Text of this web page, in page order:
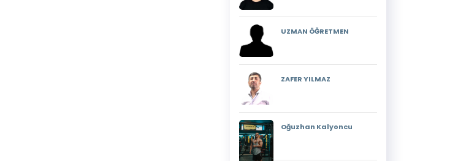
UZMAN ÖĞRETMEN
ZAFER YILMAZ
Oğuzhan Kalyoncu